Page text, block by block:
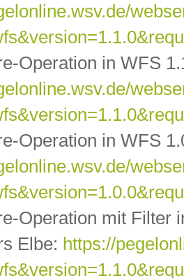
Operation in WFS
Operation in WFS
Operation mit Filter
Elbe: https://